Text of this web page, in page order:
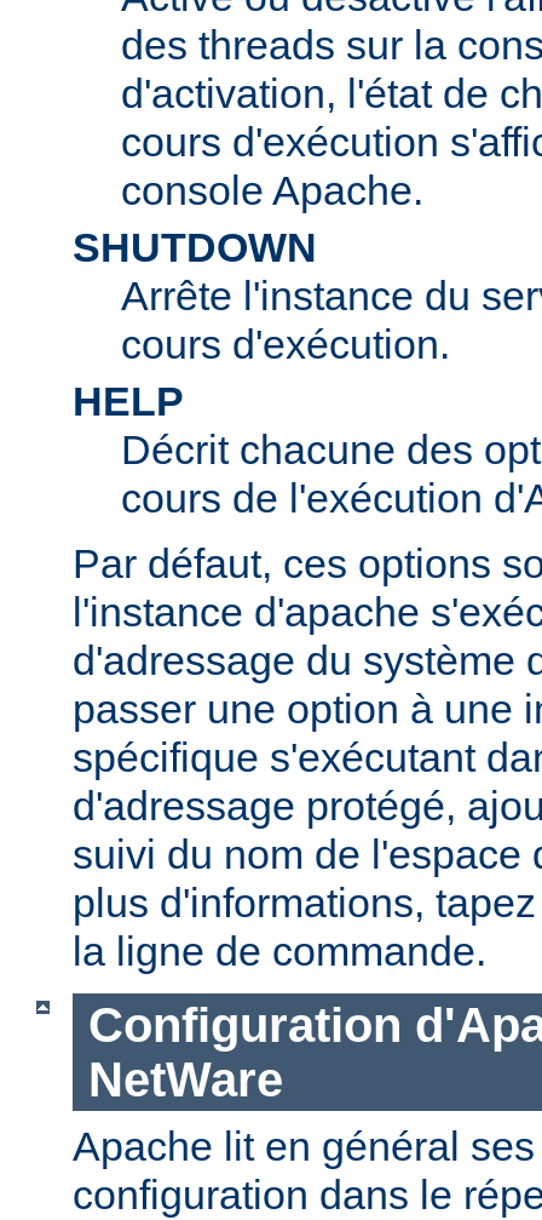
des threads sur la
d'activation, l'état de
cours d'exécution
console Apache.
SHUTDOWN
Arrête l'instance du
cours d'exécution.
HELP
Décrit chacune des
cours de l'exécution
Par défaut, ces options
l'instance d'apache
d'adressage du système
passer une option à une
spécifique s'exécutant
d'adressage protégé,
suivi du nom de l'espace
plus d'informations,
la ligne de commande.
Configuration
NetWare
Apache lit en général
configuration dans le